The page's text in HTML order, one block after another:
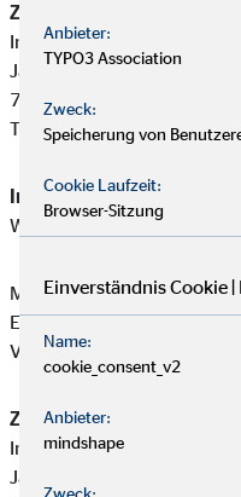
Zuständige
Industrie- und
Jägerstraße 30
70174 Stuttgart
Tel: +49 711 20050
WB9N-33
Michael Tischler ist ein
Erlaubnispflicht nach § 34 i
Vermittlerregister gemäß §
Zuständige
Industrie- und
Jägerstraße 30
Anbieter:
TYPO3 Association
Zweck:
Speicherung von
Cookie Laufzeit:
Browser-Sitzung
Einverständnis Cookie
Name:
cookie_consent_v2
Anbieter:
mindshape
Zweck: